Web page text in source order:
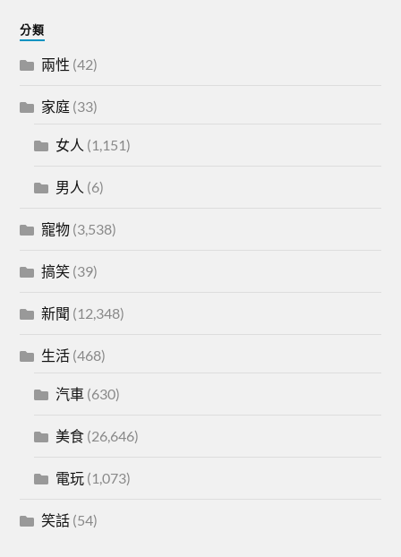
分類
兩性 (42)
家庭 (33)
女人 (1,151)
男人 (6)
寵物 (3,538)
搞笑 (39)
新聞 (12,348)
生活 (468)
汽車 (630)
美食 (26,646)
電玩 (1,073)
笑話 (54)